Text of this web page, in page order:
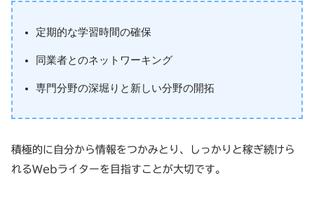
定期的な学習時間の確保
同業者とのネットワーキング
専門分野の深堀りと新しい分野の開拓
積極的に自分から情報をつかみとり、しっかりと稼ぎ続けら
れるWebライターを目指すことが大切です。